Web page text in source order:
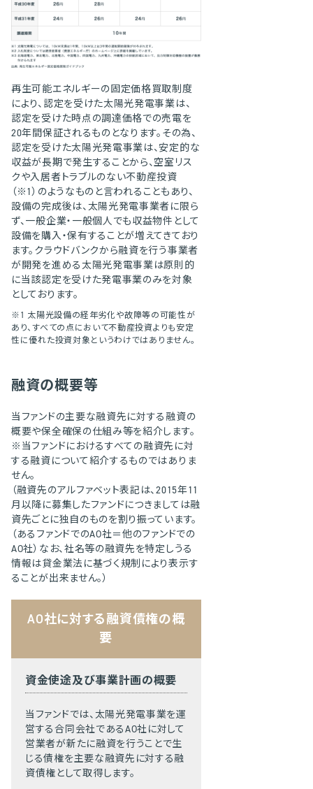
再生可能エネルギーの固定価格買取制度
により、認定を受けた太陽光発電事業は、
認定を受けた時点の調達価格での売電を
20年間保証されるものとなります。その為、
認定を受けた太陽光発電事業は、安定的な
収益が長期で発生することから、空室リス
クや入居者トラブルのない不動産投資
（
1）のようなものと言われることもあり、
設備の完成後は、太陽光発電事業者に限ら
ず、一般企業・一般個人でも収益物件として
設備を購入・保有することが増えてきており
ます。クラウドバンクから融資を行う事業者
が開発を進める太陽光発電事業は原則的
に当該認定を受けた発電事業のみを対象
としております。
1 太陽光設備の経年劣化や故障等の可能性が
あり、すべての点において不動産投資よりも安定
性に優れた投資対象というわけではありません。
融資の概要等
当ファンドの主要な融資先に対する融資の
概要や保全確保の仕組み等を紹介します。
当ファンドにおけるすべての融資先に対
する融資について紹介するものではありま
せん。
（融資先のアルファベット表記は、2015年11
月以降に募集したファンドにつきましては融
資先ごとに独自のものを割り振っています。
（あるファンドでのAO社＝他のファンドでの
AO社）なお、社名等の融資先を特定しうる
情報は貸金業法に基づく規制により表示す
ることが出来ません。）
AO社に対する融資債権の概
要
資金使途及び事業計画の概要
当ファンドでは、太陽光発電事業を運
営する合同会社であるAO社に対して
営業者が新たに融資を行うことで生
じる債権を主要な融資先に対する融
資債権として取得します。